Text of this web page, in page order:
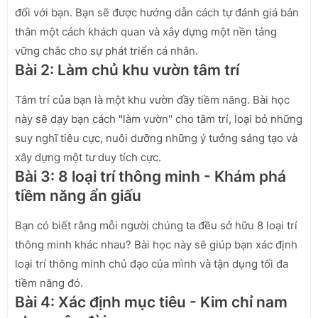
đối với bạn. Bạn sẽ được hướng dẫn cách tự đánh giá bản
thân một cách khách quan và xây dựng một nền tảng
vững chắc cho sự phát triển cá nhân.
Bài 2: Làm chủ khu vườn tâm trí
Tâm trí của bạn là một khu vườn đầy tiềm năng. Bài học
này sẽ dạy bạn cách "làm vườn" cho tâm trí, loại bỏ những
suy nghĩ tiêu cực, nuôi dưỡng những ý tưởng sáng tạo và
xây dựng một tư duy tích cực.
Bài 3: 8 loại trí thông minh - Khám phá
tiềm năng ẩn giấu
Bạn có biết rằng mỗi người chúng ta đều sở hữu 8 loại trí
thông minh khác nhau? Bài học này sẽ giúp bạn xác định
loại trí thông minh chủ đạo của mình và tận dụng tối đa
tiềm năng đó.
Bài 4: Xác định mục tiêu - Kim chỉ nam